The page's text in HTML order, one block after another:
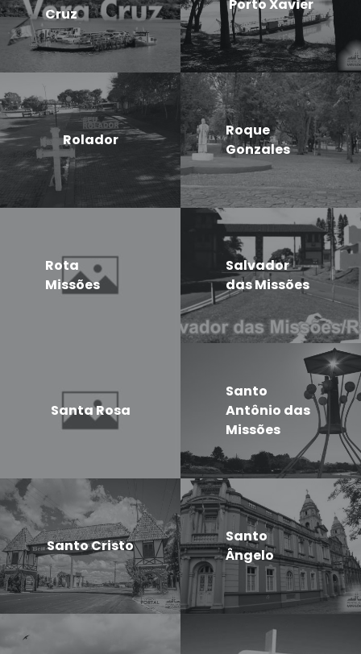
Cruz
Porto Xavier
Rolador
Roque
Gonzales
Rota
Missões
Salvador
das Missões
Santa Rosa
Santo
Antônio das
Missões
Santo Cristo
Santo
Ângelo